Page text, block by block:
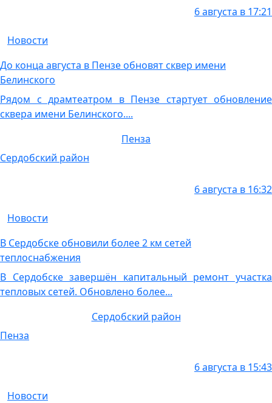
6 августа в 17:21
Новости
До конца августа в Пензе обновят сквер имени
Белинского
Рядом с драмтеатром в Пензе стартует обновление
сквера имени Белинского....
Пенза
Сердобский район
6 августа в 16:32
Новости
В Сердобске обновили более 2 км сетей
теплоснабжения
В Сердобске завершён капитальный ремонт участка
тепловых сетей. Обновлено более...
Сердобский район
Пенза
6 августа в 15:43
Новости